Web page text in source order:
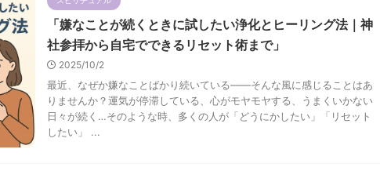
「嫌なことが続くときに試したい浄化とヒーリング法｜神
社参拝から自宅でできるリセット術まで」
2025/10/2
最近、なぜか嫌なことばかり続いている――そんな風に感じることはあ
りませんか？運気が停滞している、心がモヤモヤする、うまくいかない
日々が続く…そのような時、多くの人が「どうにかしたい」「リセット
したい」 ...